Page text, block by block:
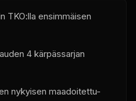
TKO:lla ensimmäisen
4 kärpässarjan
nykyisen maadoitettu-